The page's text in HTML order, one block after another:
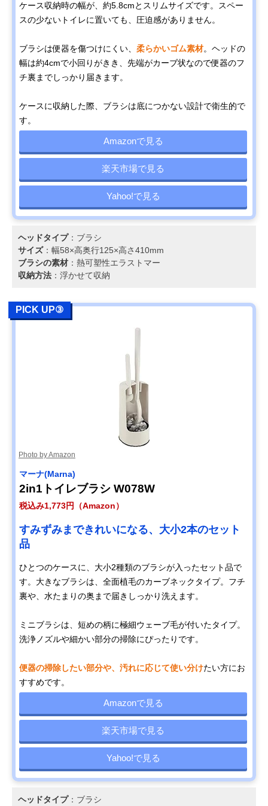
ケース収納時の幅が、約5.8cmとスリムサイズです。スペー
スの少ないトイレに置いても、圧迫感がありません。
ブラシは便器を傷つけにくい、 柔らかいゴム素材。ヘッドの
幅は約4cmで小回りがきき、先端がカーブ状なので便器のフ
チ裏までしっかり届きます。
ケースに収納した際、ブラシは底につかない設計で衛生的で
す。
Amazonで見る
楽天市場で見る
Yahoo!で見る
ヘッドタイプ：ブラシ
サイズ：幅58×高奥行125×高さ410mm
ブラシの素材 ：熱可塑性エラストマー
収納方法 ：浮かせて収納
PICK UP③
Photo by Amazon
マーナ(Marna)
2in1トイレブラシ W078W
税込み1,773円（Amazon）
すみずみまできれいになる、大小2本のセット
品
ひとつのケースに、大小2種類のブラシが入ったセット品で
す。大きなブラシは、全面植毛のカーブネックタイプ。フチ
裏や、水たまりの奥まで届きしっかり洗えます。
ミニブラシは、短めの柄に極細ウェーブ毛が付いたタイプ。
洗浄ノズルや細かい部分の掃除にぴったりです。
便器の掃除したい部分や、汚れに応じて使い分けたい方にお
すすめです。
Amazonで見る
楽天市場で見る
Yahoo!で見る
ヘッドタイプ：ブラシ